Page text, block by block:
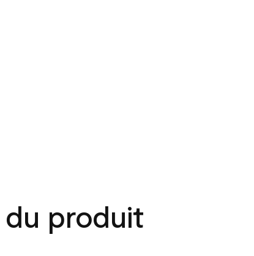
du produit